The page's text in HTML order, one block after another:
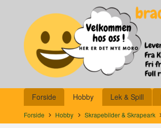
innholdet
Produkter
Forside Hobby Lek & Spill
Forside Hobby Skrapebilder & Skrapeark